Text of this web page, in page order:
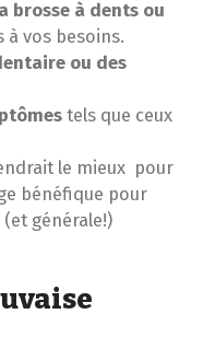
brosse à dents ou
à vos besoins.
ou des
tels que ceux
le mieux pour
bénéfique pour
générale!)